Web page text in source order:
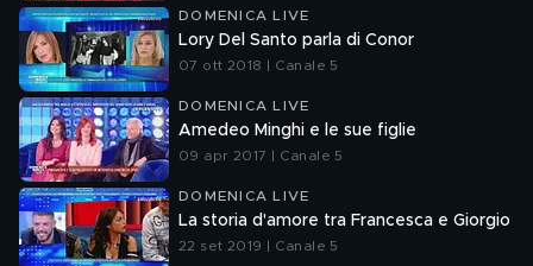
DOMENICA LIVE
Lory Del Santo parla di Conor
07 ott 2018 | Canale 5
DOMENICA LIVE
Amedeo Minghi e le sue figlie
09 apr 2017 | Canale 5
DOMENICA LIVE
La storia d'amore tra Francesca e Giorgio
22 set 2019 | Canale 5